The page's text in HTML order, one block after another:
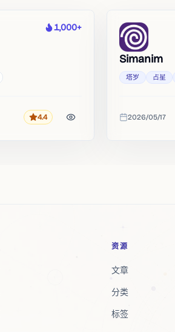
热度
1,000+
评分4.4
Simanim
塔罗 占星
收录时间
2026/05/17
资源
文章
分类
标签